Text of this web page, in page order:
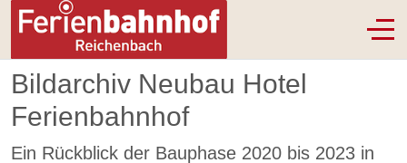
Off-
Bildarchiv Neubau Hotel
Ferienbahnhof
Ein Rückblick der Bauphase 2020 bis 2023 in